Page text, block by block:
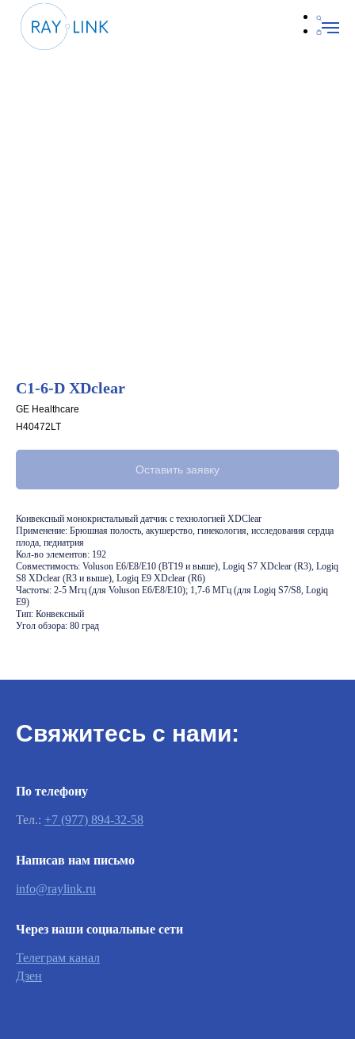
C1-6-D XDсlear
GE Healthcare
H40472LT
Оставить заявку
Конвексный монокристальный датчик с технологией XDClear
Применение: Брюшная полость, акушерство, гинекология, исследования сердца
плода, педиатрия
Кол-во элементов: 192
Совместимость: Voluson E6/E8/E10 (BT19 и выше), Logiq S7 XDclear (R3), Logiq
S8 XDclear (R3 и выше), Logiq E9 XDclear (R6)
Частоты: 2-5 Мгц (для Voluson E6/E8/E10); 1,7-6 МГц (для Logiq S7/S8, Logiq
E9)
Тип: Конвексный
Угол обзора: 80 град
Свяжитесь с нами:
По телефону
Тел.: +7 (977) 894-32-58
Написав нам письмо
info@raylink.ru
Через наши социальные сети
Телеграм канал
Дзен
Заявки на сервисное обслуживание
принимаются круглосуточно и
обрабатываются согласно очередности
обращений, а также серьезности заявленной
Важно